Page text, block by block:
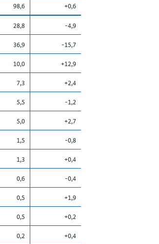
98,6
+0,6
28,8
-4,9
36,9
-15,7
10,0
+12,9
7,3
+2,4
5,5
-1,2
5,0
+2,7
1,5
-0,8
1,3
+0,4
0,6
-0,4
0,5
+1,9
0,5
+0,2
0,2
+0,4